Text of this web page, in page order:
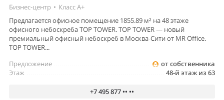
Бизнес-центр • Класс A+
Предлагается офисное помещение 1855.89 м² на 48 этаже
офисного небоскреба TOP TOWER. TOP TOWER — новый
премиальный офисный небоскреб в Москва-Сити от MR Office.
TOP TOWER...
от собственника
Предложение
48-й этаж из 63
Этаж
+7 495 877 •• ••